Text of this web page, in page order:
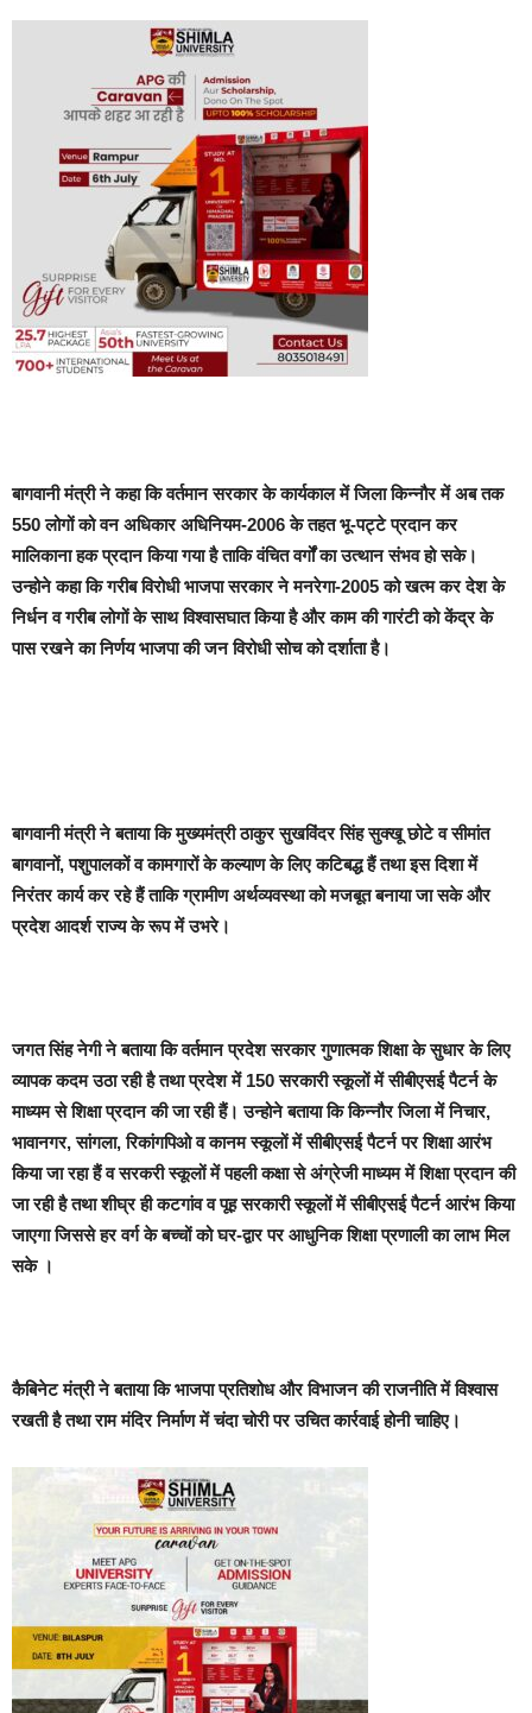
बागवानी मंत्री ने कहा कि वर्तमान सरकार के कार्यकाल में जिला किन्नौर में अब तक
550 लोगों को वन अधिकार अधिनियम-2006 के तहत भू-पट्टे प्रदान कर
मालिकाना हक प्रदान किया गया है ताकि वंचित वर्गों का उत्थान संभव हो सके।
उन्होने कहा कि गरीब विरोधी भाजपा सरकार ने मनरेगा-2005 को खत्म कर देश के
निर्धन व गरीब लोगों के साथ विश्वासघात किया है और काम की गारंटी को केंद्र के
पास रखने का निर्णय भाजपा की जन विरोधी सोच को दर्शाता है।
बागवानी मंत्री ने बताया कि मुख्यमंत्री ठाकुर सुखविंदर सिंह सुक्खू छोटे व सीमांत
बागवानों, पशुपालकों व कामगारों के कल्याण के लिए कटिबद्ध हैं तथा इस दिशा में
निरंतर कार्य कर रहे हैं ताकि ग्रामीण अर्थव्यवस्था को मजबूत बनाया जा सके और
प्रदेश आदर्श राज्य के रूप में उभरे।
जगत सिंह नेगी ने बताया कि वर्तमान प्रदेश सरकार गुणात्मक शिक्षा के सुधार के लिए
व्यापक कदम उठा रही है तथा प्रदेश में 150 सरकारी स्कूलों में सीबीएसई पैटर्न के
माध्यम से शिक्षा प्रदान की जा रही हैं। उन्होने बताया कि किन्नौर जिला में निचार,
भावानगर, सांगला, रिकांगपिओ व कानम स्कूलों में सीबीएसई पैटर्न पर शिक्षा आरंभ
किया जा रहा हैं व सरकरी स्कूलों में पहली कक्षा से अंग्रेजी माध्यम में शिक्षा प्रदान की
जा रही है तथा शीघ्र ही कटगांव व पूह सरकारी स्कूलों में सीबीएसई पैटर्न आरंभ किया
जाएगा जिससे हर वर्ग के बच्चों को घर-द्वार पर आधुनिक शिक्षा प्रणाली का लाभ मिल
सके ।
कैबिनेट मंत्री ने बताया कि भाजपा प्रतिशोध और विभाजन की राजनीति में विश्वास
रखती है तथा राम मंदिर निर्माण में चंदा चोरी पर उचित कार्रवाई होनी चाहिए।